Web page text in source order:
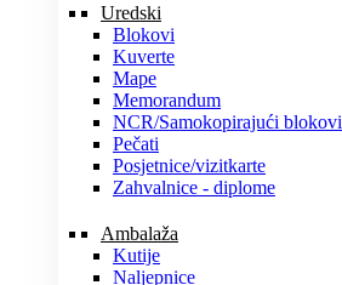
Uredski
Blokovi
Kuverte
Mape
Memorandum
NCR/Samokopirajući blokovi
Pečati
Posjetnice/vizitkarte
Zahvalnice - diplome
Ambalaža
Kutije
Naljepnice